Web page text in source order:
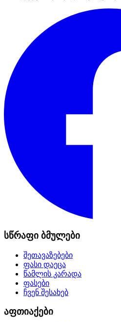
სწრაფი ბმულები
შეთავაზებები
ფასი დაეცა
წამლის კარადა
ფასები
ჩვენ შესახებ
აფთიაქები